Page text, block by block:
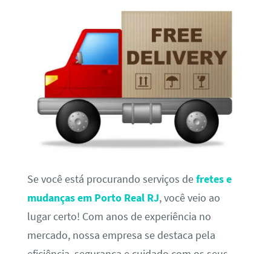
Se você está procurando serviços defretes e
mudanças em Porto Real RJ, você veio ao
lugar certo! Com anos de experiência no
mercado, nossa empresa se destaca pela